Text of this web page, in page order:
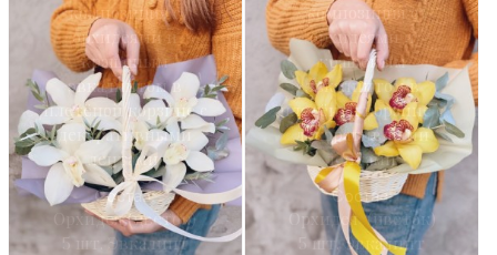
композиция с
орхидеями и
крашеным
эвкалиптом в
плетёной корзине с
декоративными
лентами.
Состав:
Орхидея (цветок)
5 шт. Эвкалипт
композиция с
орхидеями и
крашеным
эвкалиптом в
плетёной корзине с
декоративными
лентами.
Состав:
Орхидея (цветок)
5 шт. Эвкалипт